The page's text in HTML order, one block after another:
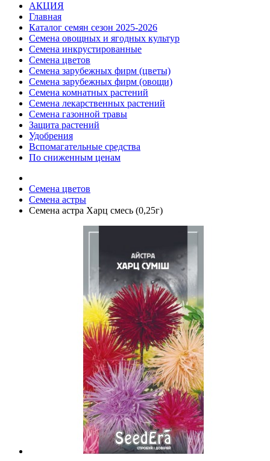
АКЦИЯ
Главная
Каталог семян сезон 2025-2026
Семена овощных и ягодных культур
Семена инкрустированные
Семена цветов
Семена зарубежных фирм (цветы)
Семена зарубежных фирм (овощи)
Семена комнатных растений
Семена лекарственных растений
Семена газонной травы
Защита растений
Удобрения
Вспомагательные средства
По сниженным ценам
Семена цветов
Семена астры
Семена астра Харц смесь (0,25г)